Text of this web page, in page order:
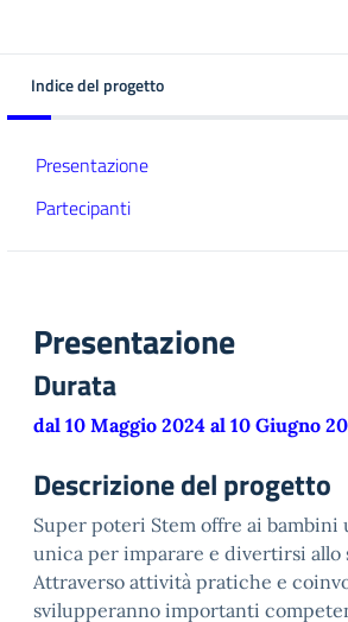
Indice del progetto
Presentazione
Partecipanti
Presentazione
Durata
dal 10 Maggio 2024 al 10 Giugno
Descrizione del progetto
Super poteri Stem offre ai bambini
unica per imparare e divertirsi allo
Attraverso attività pratiche e
svilupperanno importanti